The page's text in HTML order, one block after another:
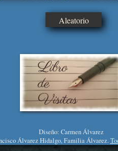
Aleatorio
Diseño: Carmen Álvarez
Álvarez Hidalgo, Familia Álvarez.